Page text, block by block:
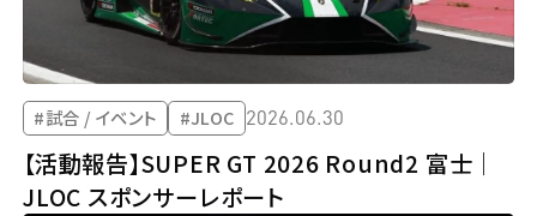
#試合 / イベント #JLOC 2026.06.30
【活動報告】SUPER GT 2026 Round2 富士｜
JLOC スポンサーレポート